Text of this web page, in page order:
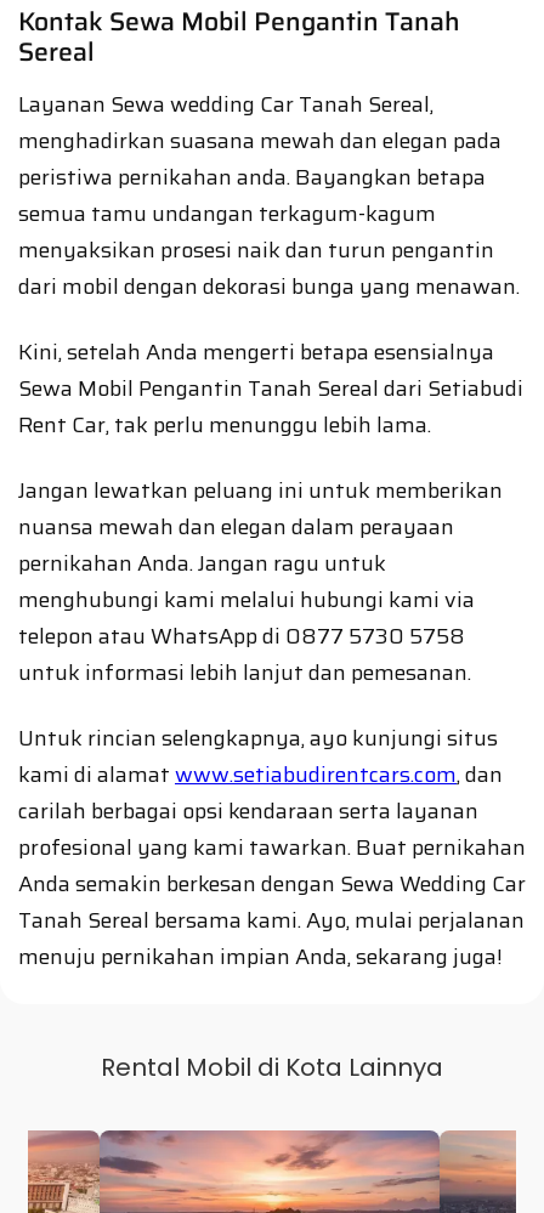
Kontak Sewa Mobil Pengantin Tanah
Sereal
Layanan Sewa wedding Car Tanah Sereal,
menghadirkan suasana mewah dan elegan pada
peristiwa pernikahan anda. Bayangkan betapa
semua tamu undangan terkagum-kagum
menyaksikan prosesi naik dan turun pengantin
dari mobil dengan dekorasi bunga yang menawan.
Kini, setelah Anda mengerti betapa esensialnya
Sewa Mobil Pengantin Tanah Sereal dari Setiabudi
Rent Car, tak perlu menunggu lebih lama.
Jangan lewatkan peluang ini untuk memberikan
nuansa mewah dan elegan dalam perayaan
pernikahan Anda. Jangan ragu untuk
menghubungi kami melalui hubungi kami via
telepon atau WhatsApp di 0877 5730 5758
untuk informasi lebih lanjut dan pemesanan.
Untuk rincian selengkapnya, ayo kunjungi situs
kami di alamatwww.setiabudirentcars.com, dan
carilah berbagai opsi kendaraan serta layanan
profesional yang kami tawarkan. Buat pernikahan
Anda semakin berkesan dengan Sewa Wedding Car
Tanah Sereal bersama kami. Ayo, mulai perjalanan
menuju pernikahan impian Anda, sekarang juga!
Rental Mobil di Kota Lainnya